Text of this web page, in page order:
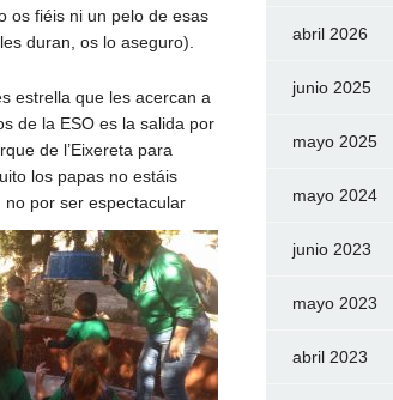
os fiéis ni un pelo de esas
duran, os lo aseguro).
estrella que les acercan a
de la ESO es la salida por
de l’Eixereta para
los papas no estáis
nopor ser espectacular
abril 2026
junio 2025
mayo 2025
mayo 2024
junio 2023
mayo 2023
abril 2023